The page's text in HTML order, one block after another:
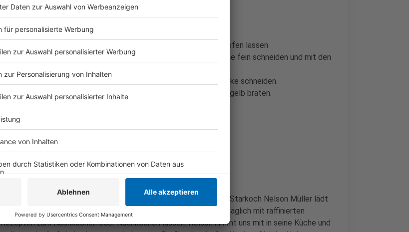
abschmecken.
Kartoffel Quarkplätzchen:
Die Kartoffeln in der Schale kochen abschütten und ausdämpfen lassen
Die Kartoffeln schälen durch die Presse drücken die Petersilie fein schneiden und mit den
anderen Zutaten zu einem Teig vermischen.
Die Masse zu einer Walze formen und davon 2cm breite Stücke schneiden.
Die Plätzchen mehlen und in wenig Öl von beiden Seiten goldgelb braten.
Das ist der Kitchen Club by Nelson Müller
Anzeige
Bei euch läuft das Radio in der Küche, bei uns die Küche im Radio. Starkoch Nelson Müller lädt
uns exklusiv in seinen Kitchen Club ein. Ab sofort versorgt er uns täglich mit raffinierten
Rezepten zum Nachkochen oder Nachkochen lassen. Nelson nimmt uns mit in seine Küche und